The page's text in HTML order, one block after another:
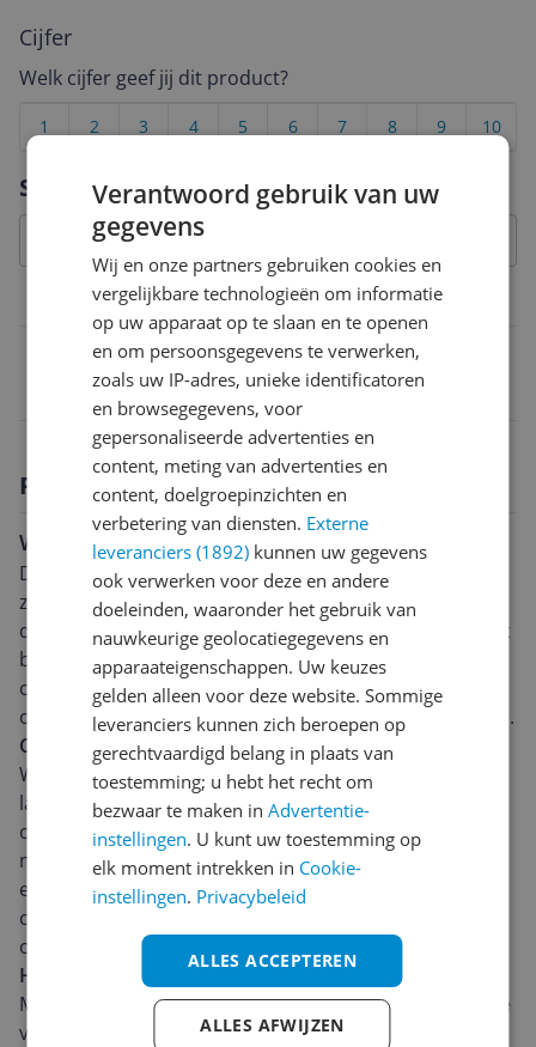
Specificaties
Belangrijkste kenmerken
3700740473887
Productomschrijving
Wegdromen bij topgeluid
De Guess Wireless 5.0 4H Stereo Headset in de kleur
zwart is het ideale accessoire voor muziekliefhebbers
die comfort en geluidskwaliteit waarderen. De headset
biedt draadloos gemak dankzij de Bluetooth 5.0
connectiviteit. Zo wordt het luisteren van muziek
onderweg of tijdens het sporten een stuk eenvoudiger.
Comfortabele pasvorm voor urenlang luisterplezier
Wat deze Guess-headset onderscheidend maakt, is de
lange batterijduur van 4 uur. Dit maakt het mogelijk
om bijna ononderbroken te luisteren naar je favoriete
muziek of podcasts, zonder je zorgen te maken over
een lege batterij. Bovendien is hij ontworpen voor
comfort, met perfect afgestelde hoofdband en
oorschelpen.
Hoogwaardig stereogeluid
Met de Guess Wireless 5.0 4H Stereo Headset geniet je
van hoogwaardig stereogeluid, waardoor je muziek
Cijfer
Welk cijfer geef jij dit product?
10
9
8
7
6
5
4
3
2
1
Verantwoord gebruik van uw
gegevens
Wij en onze partners gebruiken cookies en
vergelijkbare technologieën om informatie
op uw apparaat op te slaan en te openen
en om persoonsgegevens te verwerken,
zoals uw IP-adres, unieke identificatoren
en browsegegevens, voor
gepersonaliseerde advertenties en
content, meting van advertenties en
content, doelgroepinzichten en
verbetering van diensten. Externe
leveranciers (1892) kunnen uw gegevens
ook verwerken voor deze en andere
doeleinden, waaronder het gebruik van
nauwkeurige geolocatiegegevens en
apparaateigenschappen. Uw keuzes
gelden alleen voor deze website. Sommige
leveranciers kunnen zich beroepen op
gerechtvaardigd belang in plaats van
toestemming; u hebt het recht om
bezwaar te maken inAdvertentie-
instellingen. U kunt uw toestemming op
elk moment intrekken in Cookie-
instellingen. Privacybeleid
ALLES ACCEPTEREN
ALLES AFWIJZEN